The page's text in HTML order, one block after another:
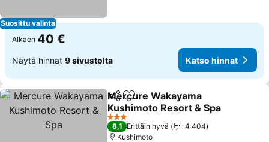
Suosittu valinta
Alkaen 40 €
Näytä hinnat 9 sivustolta Katso hinnat
Jaa Lisää suosikkeihin
Mercure Wakayama
Kushimoto Resort & Spa
3 Tähtiluokitus
8,1 Erittäin hyvä
4 404
Kushimoto